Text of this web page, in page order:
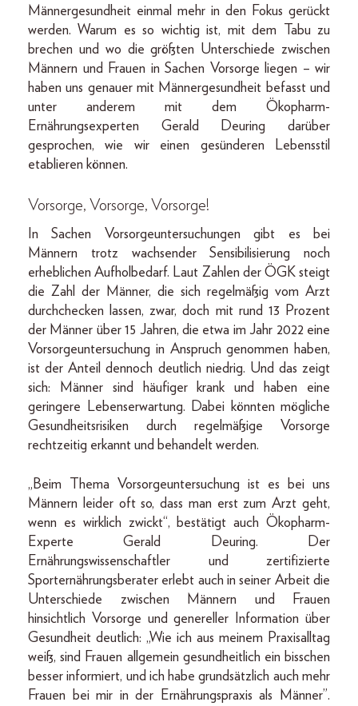
Männergesundheit einmal mehr in den Fokus gerückt
werden. Warum es so wichtig ist, mit dem Tabu zu
brechen und wo die größten Unterschiede zwischen
Männern und Frauen in Sachen Vorsorge liegen – wir
haben uns genauer mit Männergesundheit befasst und
unter anderem mit dem Ökopharm-
Ernährungsexperten Gerald Deuring darüber
gesprochen, wie wir einen gesünderen Lebensstil
etablieren können.
Vorsorge, Vorsorge, Vorsorge!
In Sachen Vorsorgeuntersuchungen gibt es bei
Männern trotz wachsender Sensibilisierung noch
erheblichen Aufholbedarf. Laut Zahlen der ÖGK steigt
die Zahl der Männer, die sich regelmäßig vom Arzt
durchchecken lassen, zwar, doch mit rund 13 Prozent
der Männer über 15 Jahren, die etwa im Jahr 2022 eine
Vorsorgeuntersuchung in Anspruch genommen haben,
ist der Anteil dennoch deutlich niedrig. Und das zeigt
sich: Männer sind häufiger krank und haben eine
geringere Lebenserwartung. Dabei könnten mögliche
Gesundheitsrisiken durch regelmäßige Vorsorge
rechtzeitig erkannt und behandelt werden.
„Beim Thema Vorsorgeuntersuchung ist es bei uns
Männern leider oft so, dass man erst zum Arzt geht,
wenn es wirklich zwickt“, bestätigt auch Ökopharm-
Experte Gerald Deuring. Der
Ernährungswissenschaftler und zertifizierte
Sporternährungsberater erlebt auch in seiner Arbeit die
Unterschiede zwischen Männern und Frauen
hinsichtlich Vorsorge und genereller Information über
Gesundheit deutlich: „Wie ich aus meinem Praxisalltag
weiß, sind Frauen allgemein gesundheitlich ein bisschen
besser informiert, und ich habe grundsätzlich auch mehr
Frauen bei mir in der Ernährungspraxis als Männer”.